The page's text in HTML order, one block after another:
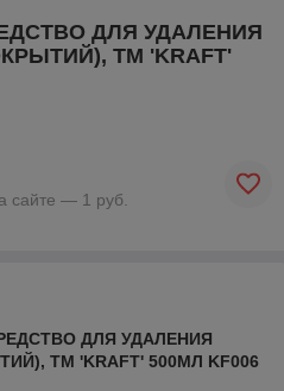
ДЛЯ УДАЛЕНИЯ
ТМ 'KRAFT'
сайте — 1 руб.
ДЛЯ УДАЛЕНИЯ
ТМ 'KRAFT' 500МЛ KF006